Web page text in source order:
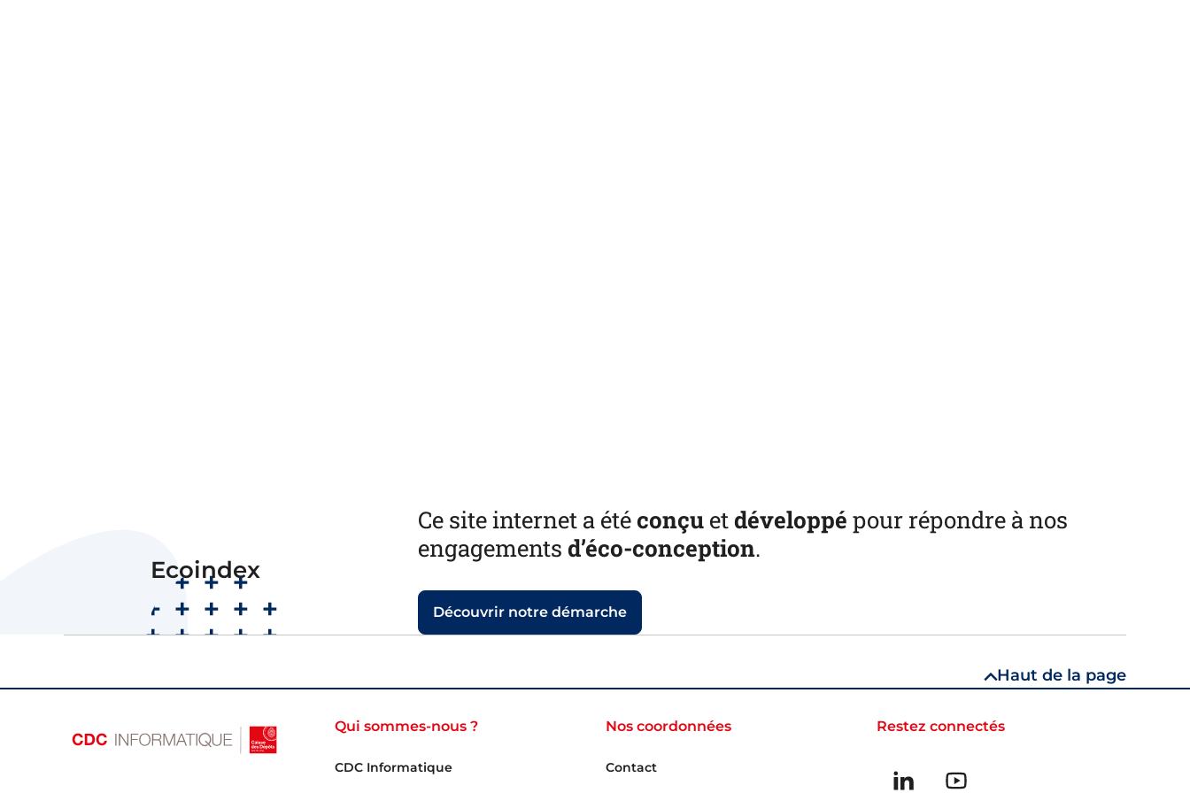
Ce site internet a étéconçu etdéveloppé pour répondre à nos
engagementsd’éco-conception.
Découvrir notre démarche
Note
Ecoindex
Haut de la page
Qui sommes-nous ?
CDC Informatique
Nos coordonnées
Contact
Restez connectés
Suivez-nous sur linkedin
Suivez-nous sur Youtube